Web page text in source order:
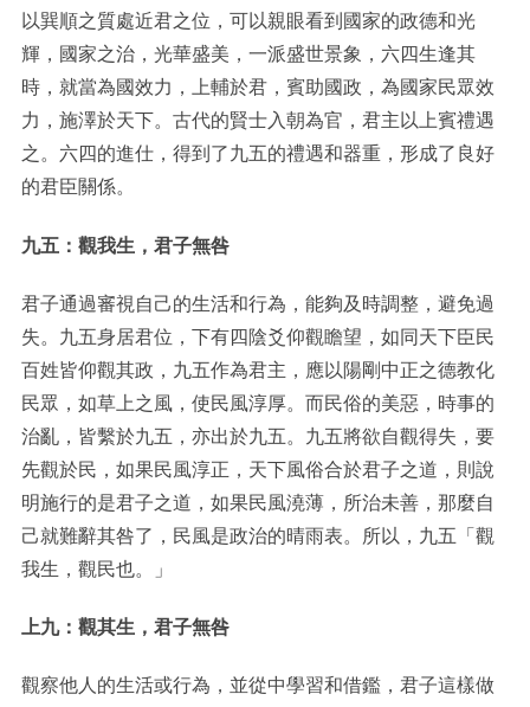
以巽順之質處近君之位，可以親眼看到國家的政德和光
輝，國家之治，光華盛美，一派盛世景象，六四生逢其
時，就當為國效力，上輔於君，賓助國政，為國家民眾效
力，施澤於天下。古代的賢士入朝為官，君主以上賓禮遇
之。六四的進仕，得到了九五的禮遇和器重，形成了良好
的君臣關係。
九五：觀我生，君子無咎
君子通過審視自己的生活和行為，能夠及時調整，避免過
失。九五身居君位，下有四陰爻仰觀瞻望，如同天下臣民
百姓皆仰觀其政，九五作為君主，應以陽剛中正之德教化
民眾，如草上之風，使民風淳厚。而民俗的美惡，時事的
治亂，皆繫於九五，亦出於九五。九五將欲自觀得失，要
先觀於民，如果民風淳正，天下風俗合於君子之道，則說
明施行的是君子之道，如果民風澆薄，所治未善，那麼自
己就難辭其咎了，民風是政治的晴雨表。所以，九五「觀
我生，觀民也。」
上九：觀其生，君子無咎
觀察他人的生活或行為，並從中學習和借鑑，君子這樣做